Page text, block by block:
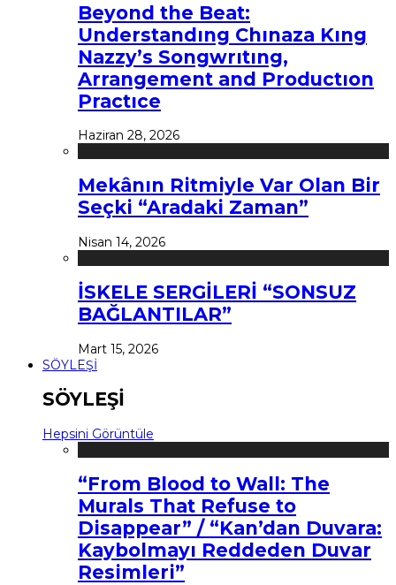
Beyond the Beat:
Understandıng Chınaza Kıng
Nazzy’s Songwrıtıng,
Arrangement and Productıon
Practıce
Haziran 28, 2026
Mekânın Ritmiyle Var Olan Bir
Seçki “Aradaki Zaman”
Nisan 14, 2026
İSKELE SERGİLERİ “SONSUZ
BAĞLANTILAR”
Mart 15, 2026
SÖYLEŞİ
SÖYLEŞİ
Hepsini Görüntüle
“From Blood to Wall: The
Murals That Refuse to
Disappear” / “Kan’dan Duvara:
Kaybolmayı Reddeden Duvar
Resimleri”